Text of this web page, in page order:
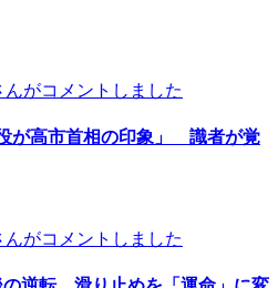
んがコメントしました
が高市首相の印象」 識者が覚
がコメントしました